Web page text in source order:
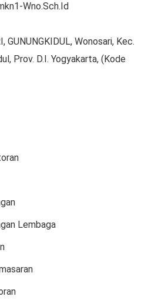
Wno.Sch.Id
GUNUNGKIDUL, Wonosari, Kec.
Prov. D.I. Yogyakarta, (Kode
Lembaga